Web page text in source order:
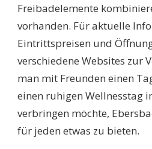
Freibadelemente
vorhanden. Für aktuelle
Eintrittspreisen und
verschiedene Websites zur
man mit Freunden einen
einen ruhigen Wellnesstag
verbringen möchte,
für jeden etwas zu bieten.